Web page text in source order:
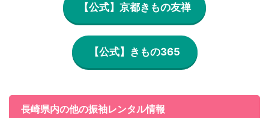
【公式】京都きもの友禅
【公式】きもの365
長崎県内の他の振袖レンタル情報